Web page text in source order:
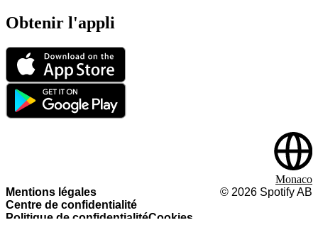
Obtenir l'appli
Mentions légales
Centre de confidentialité
Politique de confidentialitéCookies
© 2026 Spotify AB
Monaco